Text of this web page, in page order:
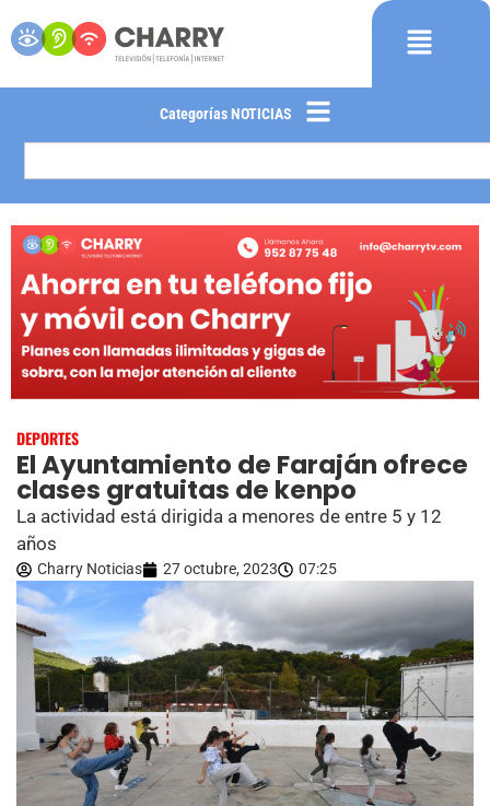
Categorías NOTICIAS
DEPORTES
El Ayuntamiento de Faraján ofrece
clases gratuitas de kenpo
La actividad está dirigida a menores de entre 5 y 12
años
Charry Noticias 27 octubre, 2023 07:25